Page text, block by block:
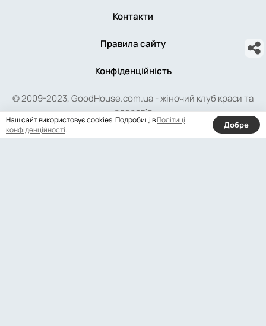
© 2009-2023, GoodHouse.com.ua - жіночий клуб краси та
здоров'я
Контакти
Правила сайту
Конфіденційність
Наш сайт використовує cookies. Подробиці вПолітиці
конфіденційності. Добре